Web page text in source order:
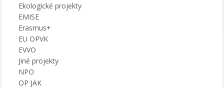
Ekologické projekty
EMISE
Erasmus+
EU OPVK
EVVO
Jiné projekty
NPO
OP JAK